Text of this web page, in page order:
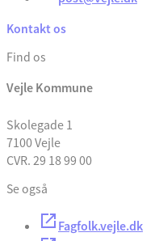
Kontakt os
Find os
Vejle Kommune
Skolegade 1
7100 Vejle
CVR. 29 18 99 00
Se også
Fagfolk.vejle.dk